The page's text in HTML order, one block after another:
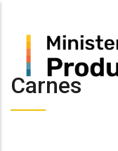
content
Carnes